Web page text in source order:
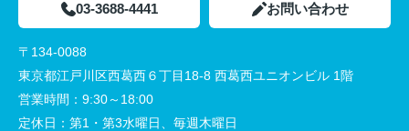
03-3688-4441 お問い合わせ
〒134-0088
東京都江戸川区西葛西６丁目18-8 西葛西ユニオンビル 1階
営業時間： 9:30～18:00
定休日： 第1・第3水曜日、毎週木曜日